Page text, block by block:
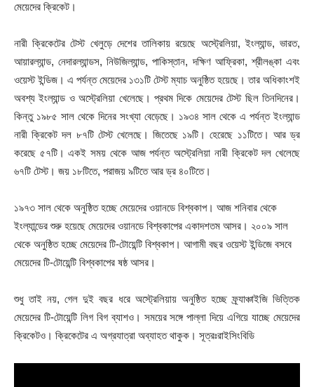
মেয়েদের ক্রিকেট।
নারী ক্রিকেটের টেস্ট খেলুড়ে দেশের তালিকায় রয়েছে অস্ট্রেলিয়া, ইংল্যান্ড, ভারত,
আয়ারল্যান্ড, নেদারল্যান্ডস, নিউজিল্যান্ড, পাকিস্তান, দক্ষিণ আফ্রিকা, শ্রীলঙ্কা এবং
ওয়েস্ট ইন্ডিজ। এ পর্যন্ত মেয়েদের ১৩১টি টেস্ট ম্যাচ অনুষ্ঠিত হয়েছে। তার অধিকাংশই
অবশ্য ইংল্যান্ড ও অস্ট্রেলিয়া খেলেছে। প্রথম দিকে মেয়েদের টেস্ট ছিল তিনদিনের।
কিন্তু ১৯৮৫ সাল থেকে দিনের সংখ্যা বেড়েছে। ১৯৩৪ সাল থেকে এ পর্যন্ত ইংল্যান্ড
নারী ক্রিকেট দল ৮৭টি টেস্ট খেলেছে। জিতেছে ১৯টি। হেরেছে ১১টিতে। আর ড্র
করেছে ৫৭টি। একই সময় থেকে আজ পর্যন্ত অস্ট্রেলিয়া নারী ক্রিকেট দল খেলেছে
৬৭টি টেস্ট। জয় ১৮টিতে, পরাজয় ৯টিতে আর ড্র ৪০টিতে।
১৯৭৩ সাল থেকে অনুষ্ঠিত হচ্ছে মেয়েদের ওয়ানডে বিশ্বকাপ। আজ শনিবার থেকে
ইংল্যান্ডের শুরু হয়েছে মেয়েদের ওয়ানডে বিশ্বকাপের একাদশতম আসর। ২০০৯ সাল
থেকে অনুষ্ঠিত হচ্ছে মেয়েদের টি-টোয়েন্টি বিশ্বকাপ। আগামী বছর ওয়েস্ট ইন্ডিজে বসবে
মেয়েদের টি-টোয়েন্টি বিশ্বকাপের ষষ্ঠ আসর।
শুধু তাই নয়, গেল দুই বছর ধরে অস্ট্রেলিয়ায় অনুষ্ঠিত হচ্ছে ফ্র্যাঞ্চাইজি ভিত্তিক
মেয়েদের টি-টোয়েন্টি লিগ বিগ ব্যাশও। সময়ের সঙ্গে পাল্লা দিয়ে এগিয়ে যাচ্ছে মেয়েদের
ক্রিকেটও। ক্রিকেটের এ অগ্রযাত্রা অব্যাহত থাকুক। সূত্রঃরাইসিংবিডি